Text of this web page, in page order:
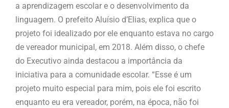
a aprendizagem escolar e o desenvolvimento da
linguagem. O prefeito Aluísio d’Elias, explica que o
projeto foi idealizado por ele enquanto estava no cargo
de vereador municipal, em 2018. Além disso, o chefe
do Executivo ainda destacou a importância da
iniciativa para a comunidade escolar. “Esse é um
projeto muito especial para mim, pois ele foi escrito
enquanto eu era vereador, porém, na época, não foi